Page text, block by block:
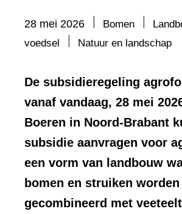
28 mei 2026 Bomen
voedsel
Natuur en landschap
De subsidieregeling
vanaf vandaag, 28 mei
Boeren in Noord-Brabant
subsidie aanvragen voor
een vorm van landbouw
bomen en struiken worden
gecombineerd met